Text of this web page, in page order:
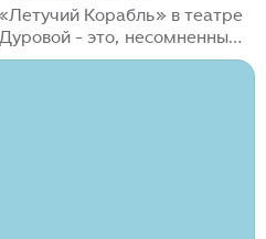
Корабль» в театре
- это, несомненный
посмотреть. Кто не